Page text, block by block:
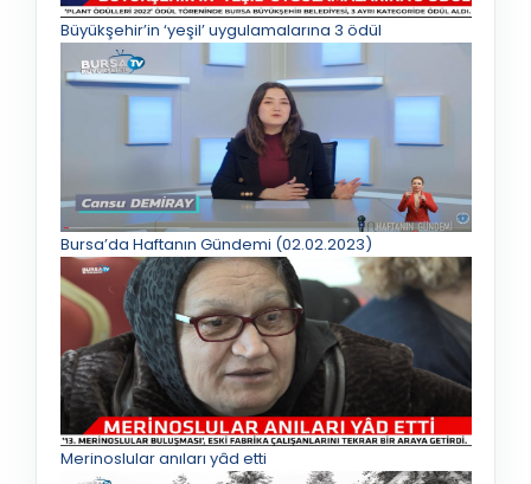
Büyükşehir’in ‘yeşil’ uygulamalarına 3 ödül
Bursa’da Haftanın Gündemi (02.02.2023)
Merinoslular anıları yâd etti